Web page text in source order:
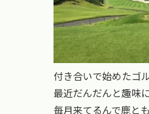
付き合いで始めたゴ
最近だんだんと趣味
毎月来てるんで鹿と